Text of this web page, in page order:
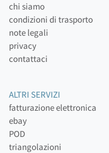
chi siamo
condizioni di trasporto
note legali
privacy
contattaci
ALTRI SERVIZI
fatturazione elettronica
ebay
POD
triangolazioni